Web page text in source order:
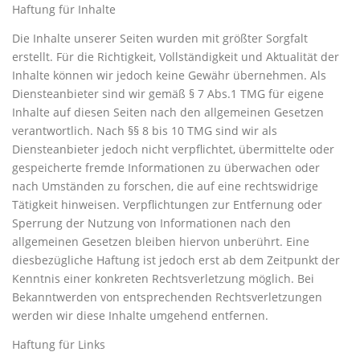
Haftung für Inhalte
Die Inhalte unserer Seiten wurden mit größter Sorgfalt
erstellt. Für die Richtigkeit, Vollständigkeit und Aktualität der
Inhalte können wir jedoch keine Gewähr übernehmen. Als
Diensteanbieter sind wir gemäß § 7 Abs.1 TMG für eigene
Inhalte auf diesen Seiten nach den allgemeinen Gesetzen
verantwortlich. Nach §§ 8 bis 10 TMG sind wir als
Diensteanbieter jedoch nicht verpflichtet, übermittelte oder
gespeicherte fremde Informationen zu überwachen oder
nach Umständen zu forschen, die auf eine rechtswidrige
Tätigkeit hinweisen. Verpflichtungen zur Entfernung oder
Sperrung der Nutzung von Informationen nach den
allgemeinen Gesetzen bleiben hiervon unberührt. Eine
diesbezügliche Haftung ist jedoch erst ab dem Zeitpunkt der
Kenntnis einer konkreten Rechtsverletzung möglich. Bei
Bekanntwerden von entsprechenden Rechtsverletzungen
werden wir diese Inhalte umgehend entfernen.
Haftung für Links